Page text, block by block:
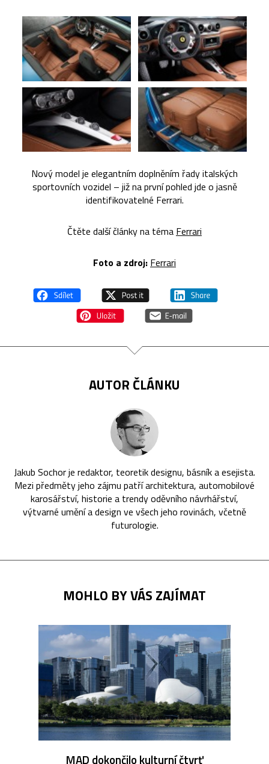
Nový model je elegantním doplněním řady italských
sportovních vozidel – již na první pohled jde o jasně
identifikovatelné Ferrari.
Čtěte další články na téma Ferrari
Foto a zdroj: Ferrari
AUTOR ČLÁNKU
Jakub Sochor je redaktor, teoretik designu, básník a esejista.
Mezi předměty jeho zájmu patří architektura, automobilové
karosářství, historie a trendy oděvního návrhářství,
výtvarné umění a design ve všech jeho rovinách, včetně
futurologie.
MOHLO BY VÁS ZAJÍMAT
MAD dokončilo kulturní čtvrť